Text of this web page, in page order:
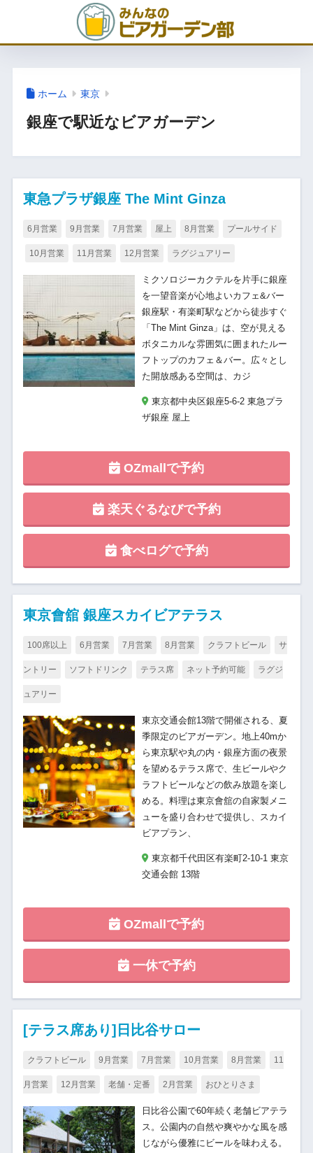
ホーム 東京
銀座で駅近なビアガーデン
東急プラザ銀座 The Mint Ginza
6月営業 9月営業 7月営業 屋上 8月営業 プールサイド
10月営業 11月営業 12月営業 ラグジュアリー
ミクソロジーカクテルを片手に銀座
を一望音楽が心地よいカフェ&バー
銀座駅・有楽町駅などから徒歩すぐ
「The Mint Ginza」は、空が見える
ボタニカルな雰囲気に囲まれたルー
フトップのカフェ＆バー。広々とし
た開放感ある空間は、カジ
東京都中央区銀座5-6-2 東急プラ
ザ銀座 屋上
OZmallで予約
楽天ぐるなびで予約
食べログで予約
東京會舘 銀座スカイビアテラス
100席以上 6月営業 7月営業 8月営業 クラフトビール サ
ントリー ソフトドリンク テラス席 ネット予約可能 ラグジ
ュアリー
東京交通会館13階で開催される、夏
季限定のビアガーデン。地上40mか
ら東京駅や丸の内・銀座方面の夜景
を望めるテラス席で、生ビールやク
ラフトビールなどの飲み放題を楽し
める。料理は東京會舘の自家製メニ
ューを盛り合わせで提供し、スカイ
ビアプラン、
東京都千代田区有楽町2-10-1 東京
交通会館 13階
OZmallで予約
一休で予約
[テラス席あり]日比谷サロー
クラフトビール 9月営業 7月営業 10月営業 8月営業 11
月営業 12月営業 老舗・定番 2月営業 おひとりさま
日比谷公園で60年続く老舗ビアテラ
ス。公園内の自然や爽やかな風を感
じながら優雅にビールを味わえる。